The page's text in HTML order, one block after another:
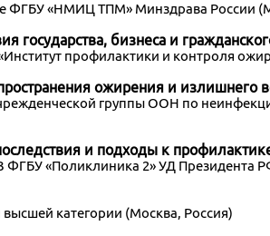
ФГБУ «НМИЦ ТПМ» Минздрава России
бизнеса и
профилактики и контроля
ожирения и излишнего
группы ООН по
и подходы к
ФГБУ «Поликлиника 2» УД Президента
категории (Москва, Россия)